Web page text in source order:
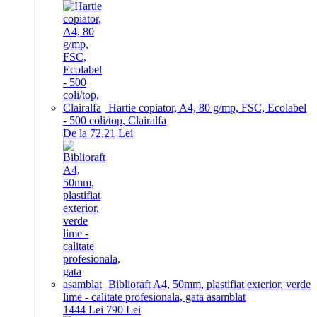
Hartie copiator, A4, 80 g/mp, FSC, Ecolabel
- 500 coli/top, Clairalfa
De la 72,21 Lei
Biblioraft A4, 50mm, plastifiat exterior, verde
lime - calitate profesionala, gata asamblat
1444 Lei 790 Lei